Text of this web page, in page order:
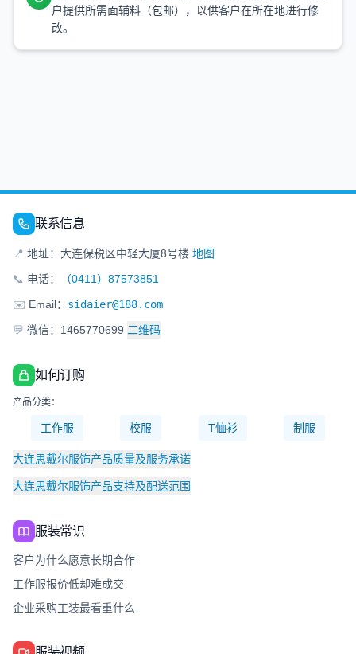
户提供所需面辅料（包邮），以供客户在所在地进行修
改。
联系信息
📍 地址：大连保税区中轻大厦8号楼 地图
📞 电话：
（0411）87573851
✉️ Email： sidaier@188.com
💬 微信：1465770699 二维码
如何订购
产品分类：
工作服 校服 T恤衫 制服
大连思戴尔服饰产品质量及服务承诺
大连思戴尔服饰产品支持及配送范围
服装常识
客户为什么愿意长期合作
工作服报价低却难成交
企业采购工装最看重什么